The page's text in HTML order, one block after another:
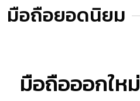
มือถือยอดนิยม
มือถือออกใหม่